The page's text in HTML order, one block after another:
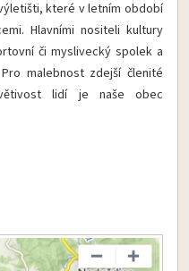
které v letním období
Hlavními nositeli kultury
či myslivecký spolek a
malebnost zdejší členité
lidí je naše obec